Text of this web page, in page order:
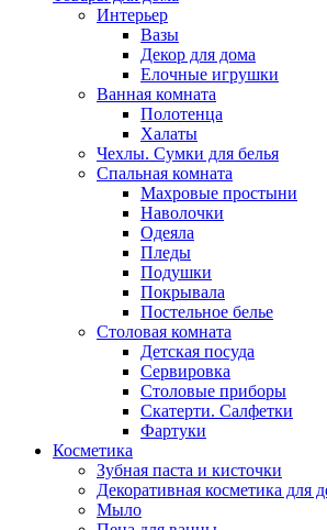
Интерьер
Вазы
Декор для дома
Елочные игрушки
Ванная комната
Полотенца
Халаты
Чехлы. Сумки для белья
Спальная комната
Махровые простыни
Наволочки
Одеяла
Пледы
Подушки
Покрывала
Постельное белье
Столовая комната
Детская посуда
Сервировка
Столовые приборы
Скатерти. Салфетки
Фартуки
Косметика
Зубная паста и кисточки
Декоративная косметика для
Мыло